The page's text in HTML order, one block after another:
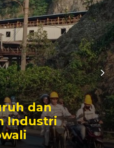
Mengiringi
Anwar Hafid